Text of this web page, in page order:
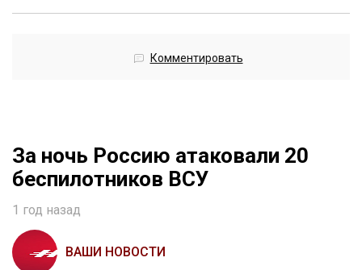
Комментировать
За ночь Россию атаковали 20
беспилотников ВСУ
1 год назад
ВАШИ НОВОСТИ